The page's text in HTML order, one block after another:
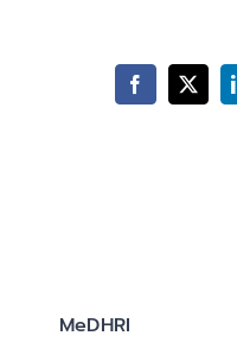
Facebook
X
MeDHRI